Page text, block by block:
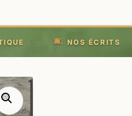
NOS ÉCRITS